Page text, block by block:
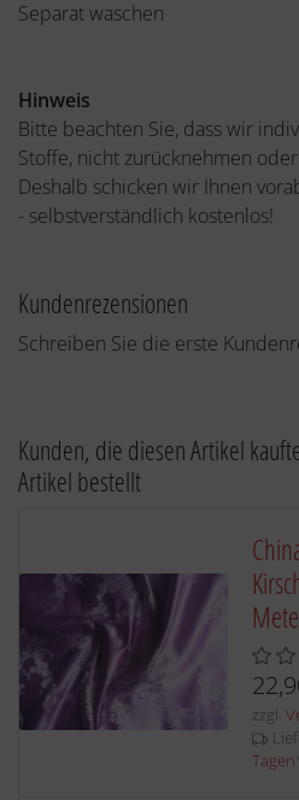
Separat waschen
Hinweis
Bitte beachten Sie, dass wir
Stoffe, nicht zurücknehmen
Deshalb schicken wir Ihnen
- selbstverständlich kostenlos!
Kundenrezensionen
Schreiben Sie die erste
Kunden, die diesen Artikel
Artikel bestellt
zzgl.
Tagen